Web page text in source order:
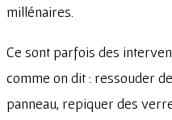
millénaires.
Ce sont parfois des
comme on dit : ressouder
panneau, repiquer des